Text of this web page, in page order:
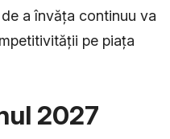
a învăța continuu va
pe piața
2027